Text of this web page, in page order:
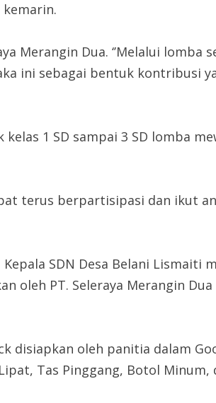
kemarin.
Merangin Dua. ‘’Melalui lomba
ini sebagai bentuk kontribusi
1 SD sampai 3 SD lomba
terus berpartisipasi dan ikut
SDN Desa Belani
oleh PT. Seleraya Merangin
disiapkan oleh panitia dalam
Tas Pinggang, Botol Minum,